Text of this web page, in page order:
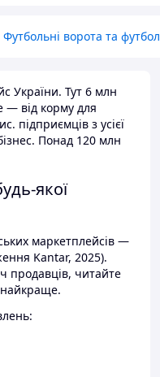
Футбольні ворота та
України. Тут 6 млн
— від корму для
підприємців з усієї
Понад 120 млн
якої
маркетплейсів —
Kantar, 2025).
продавців, читайте
найкраще.